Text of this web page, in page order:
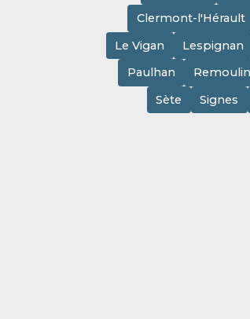
Clermont-l'Hérault
Le Vigan
Lespignan
Paulhan
Sète
Signes